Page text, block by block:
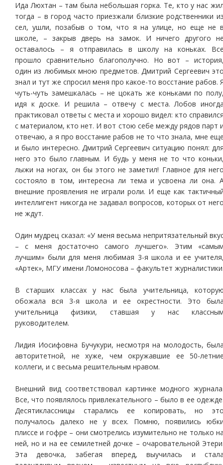
Ида Люхтан – там была небольшая горка. Те, кто у нас
тогда – в город часто приезжали близкие родственники
сел, ушли, позабыв о том, что я на улице, но еще не
школе, – закрыв дверь на замок. И ничего другого
оставалось – я отправилась в школу на коньках.
прошло сравнительно благополучно. Но вот –
один из любимых мною предметов. Дмитрий Сергеевич
знал и тут же спросил меня про какое-то восстание рабов.
чуть-чуть замешкалась – не цокать же коньками по
идя к доске. И решила – отвечу с места. Лобов
практиковал ответы с места и хорошо видел: кто
с материалом, кто нет. И вот стою себе между рядов парт
отвечаю, а я про восстание рабов не то что знала, мне
и было интересно. Дмитрий Сергеевич ситуацию понял:
него это было главным. И будь у меня не то что
лыжи на ногах, он бы этого не заметил! Главное для
состояло в том, интересна ли тема и усвоена ли она.
внешние проявления не играли роли. И еще как
интеллигент никогда не задавал вопросов, которых от
не ждут.
Один мудрец сказал: «У меня весьма непритязательный
– с меня достаточно самого лучшего». Этим
лучшим» были для меня любимая 3-я школа и ее
«Артек», МГУ имени Ломоносова – факультет
В старших классах у нас была учительница,
обожала вся 3-я школа и ее окрестности. Это
учительница физики, ставшая у нас
руководителем.
Лидия Иосифовна Бучукури, несмотря на молодость,
авторитетной, не хуже, чем окружавшие ее 50-
коллеги, и с весьма решительным нравом.
Внешний вид соответствовал картинке модного
Все, что появлялось привлекательного – было в ее
Десятиклассницы старались ее копировать, но
получалось далеко не у всех. Помню, появились
плиссе и гофре – они смотрелись изумительно не только
ней, но и на ее семилетней дочке – очаровательной
Эта девочка, забегая вперед, выучилась и